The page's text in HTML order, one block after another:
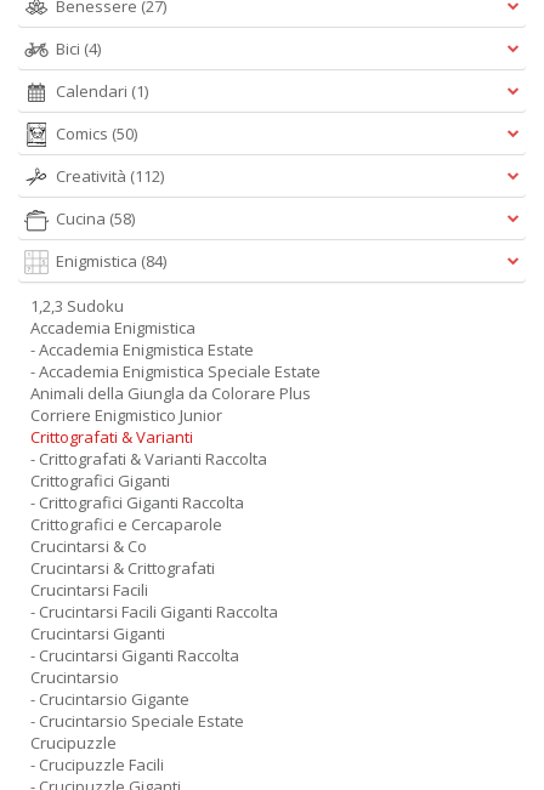
Benessere (27)
Bici (4)
Calendari (1)
Comics (50)
Creatività (112)
Cucina (58)
Enigmistica (84)
1,2,3 Sudoku
Accademia Enigmistica
- Accademia Enigmistica Estate
- Accademia Enigmistica Speciale Estate
Animali della Giungla da Colorare Plus
Corriere Enigmistico Junior
Crittografati & Varianti
- Crittografati & Varianti Raccolta
Crittografici Giganti
- Crittografici Giganti Raccolta
Crittografici e Cercaparole
Crucintarsi & Co
Crucintarsi & Crittografati
Crucintarsi Facili
- Crucintarsi Facili Giganti Raccolta
Crucintarsi Giganti
- Crucintarsi Giganti Raccolta
Crucintarsio
- Crucintarsio Gigante
- Crucintarsio Speciale Estate
Crucipuzzle
- Crucipuzzle Facili